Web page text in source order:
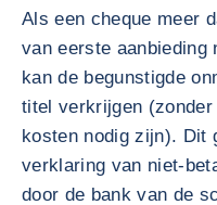
Als een cheque meer
van eerste aanbieding
kan de begunstigde
titel verkrijgen
kosten nodig zijn). Dit
verklaring van niet-
door de bank van de